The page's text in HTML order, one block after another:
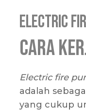
Electric
Cara
Electric fire
adalah
yang cukup